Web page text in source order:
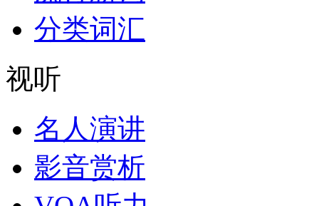
分类词汇
视听
名人演讲
影音赏析